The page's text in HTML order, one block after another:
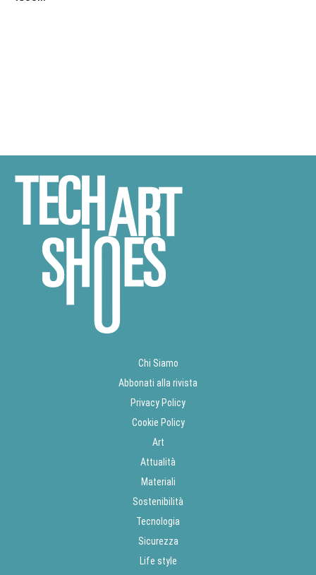
Chi Siamo
Abbonati alla rivista
Privacy Policy
Cookie Policy
Art
Attualità
Materiali
Sostenibilità
Tecnologia
Sicurezza
Life style